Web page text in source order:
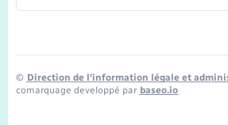
© Direction de l’information légale et
comarquage developpé par baseo.io